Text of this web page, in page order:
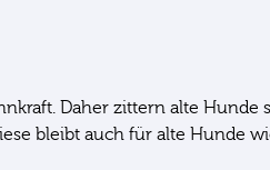
Daher zittern alte
bleibt auch für alte Hunde